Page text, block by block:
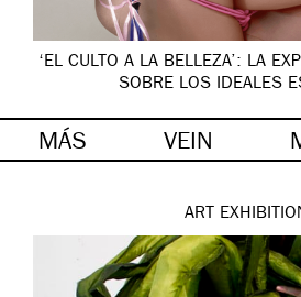
‘EL CULTO A LA BELLEZA’: LA
SOBRE LOS IDEALES
MÁS VEIN
ART